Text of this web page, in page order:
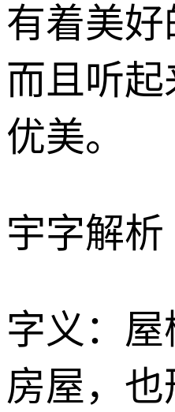
有着美好
而且听
优美。
宇字解析
字义：
房屋，